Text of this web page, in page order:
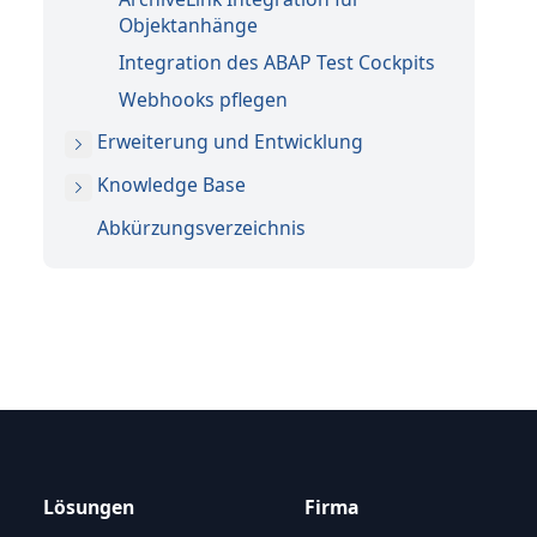
Objektanhänge
Integration des ABAP Test Cockpits
Webhooks pflegen
Erweiterung und Entwicklung
Knowledge Base
Abkürzungsverzeichnis
Lösungen Firma